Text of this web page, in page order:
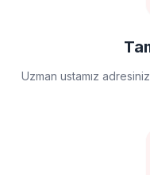
Uzman ustamız